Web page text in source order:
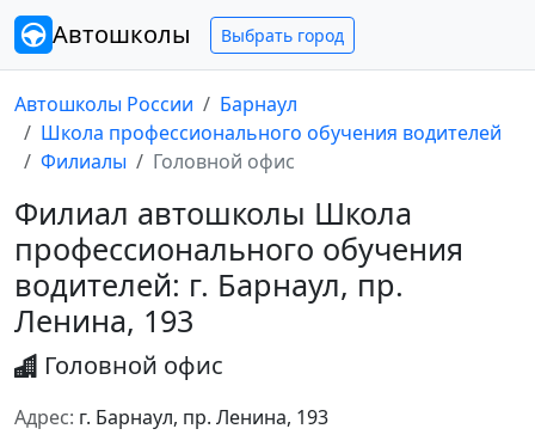
Автошколы Выбрать город
Автошколы России
Барнаул
Школа профессионального обучения водителей
Филиалы
Головной офис
Филиал автошколы Школа
профессионального обучения
водителей: г. Барнаул, пр.
Ленина, 193
Головной офис
Адрес: г. Барнаул, пр. Ленина, 193